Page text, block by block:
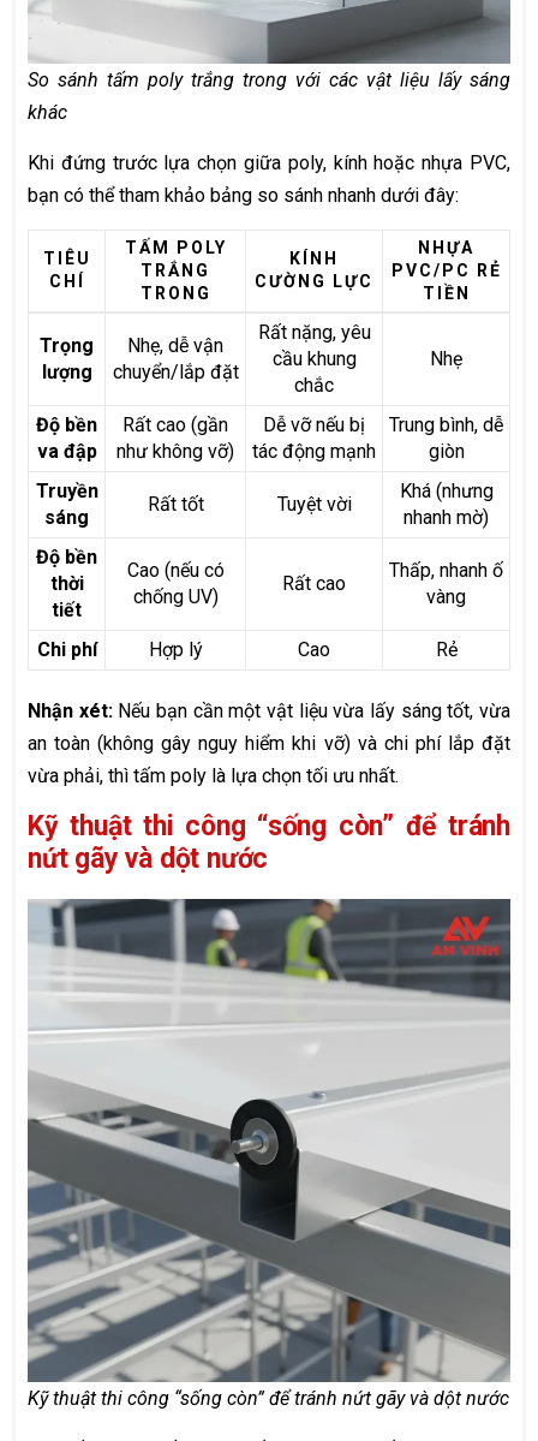
So sánh tấm poly trắng trong với các vật liệu lấy sáng
khác
Khi đứng trước lựa chọn giữa poly, kính hoặc nhựa PVC,
bạn có thể tham khảo bảng so sánh nhanh dưới đây:
TIÊU
CHÍ
TẤM POLY
TRẮNG
TRONG
KÍNH
CƯỜNG LỰC
NHỰA
PVC/PC RẺ
TIỀN
Trọng
lượng
Nhẹ, dễ vận
chuyển/lắp đặt
Rất nặng, yêu
cầu khung
chắc
Nhẹ
Độ bền
va đập
Rất cao (gần
như không vỡ)
Dễ vỡ nếu bị
tác động mạnh
Trung bình, dễ
giòn
Truyền
sáng
Rất tốt Tuyệt vời
Khá (nhưng
nhanh mờ)
Độ bền
thời
tiết
Cao (nếu có
chống UV)
Rất cao
Thấp, nhanh ố
vàng
Chi phí Hợp lý Cao Rẻ
Nhận xét:Nếu bạn cần một vật liệu vừa lấy sáng tốt, vừa
an toàn (không gây nguy hiểm khi vỡ) và chi phí lắp đặt
vừa phải, thì tấm poly là lựa chọn tối ưu nhất.
Kỹ thuật thi công “sống còn” để tránh
nứt gãy và dột nước
Kỹ thuật thi công “sống còn” để tránh nứt gãy và dột nước